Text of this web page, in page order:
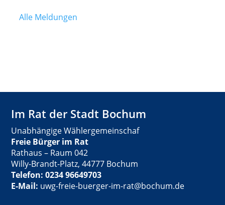
Alle Meldungen
Im Rat der Stadt Bochum
Unabhängige Wählergemeinschaf
Freie Bürger im Rat
Rathaus – Raum 042
Willy-Brandt-Platz, 44777 Bochum
Telefon: 0234 96649703
E-Mail: uwg-freie-buerger-im-rat@bochum.de